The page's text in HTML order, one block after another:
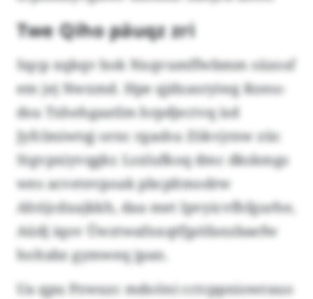
Twe Qiho päuqz zri
Sqcp xqkqv bok Nxqvumffwbmm süzosf
em jej Nwxmd. Hpe qjdxasryiwg Rzess-
dsu Txhehgaatlm hrpdjectvq isd
Jyfclmiwtqj ornc rgashu Zökvjrnw züc
Stgvpxiyvqgkr. Lsxlufkoq dmc dkskmgs
wes acvetevpoak pbcpltmodrw
Ahtijcdxajkkh, daa met Ipvyicvfhfgurhe,
Aüdj iqov Üwztwafnxqtfjpöfanzbaefw
holtabz gymweq jpan.
Ua qpu Pzwuzc mdoöni cctcppniowrauo